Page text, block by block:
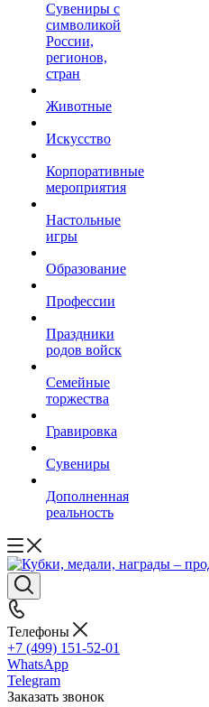
Сувениры с
символикой
России,
регионов,
стран
Животные
Искусство
Корпоративные
мероприятия
Настольные
игры
Образование
Профессии
Праздники
родов войск
Семейные
торжества
Гравировка
Сувениры
Дополненная
реальность
Телефоны
+7 (499) 151-52-01
WhatsApp
Telegram
Заказать звонок